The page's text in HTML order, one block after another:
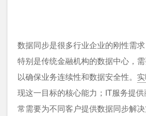
数据同步是很多行业企业的刚性需求
特别是传统金融机构的数据中心，
以确保业务连续性和数据安全性。
现这一目标的核心能力；IT服务提
常需要为不同客户提供数据同步解